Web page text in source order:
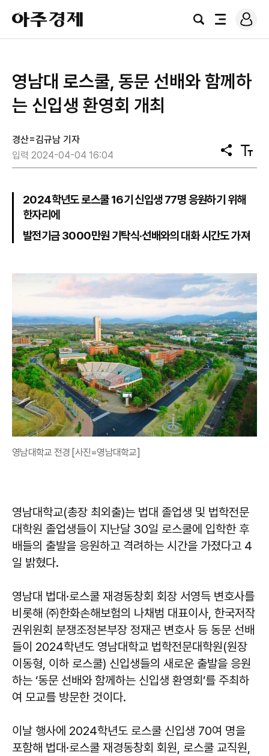
아
주
경
검
전
로
그
영남대 로스쿨, 동문 선배와 함께하
는 신입생 환영회 개최
경산=김규남 기자
입력 2024-04-04 16:04
공
유
텍
스
2024학년도 로스쿨 16기 신입생 77명 응원하기 위해
한자리에
발전기금 3000만원 기탁식·선배와의 대화 시간도 가져
영남대학교 전경 [사진=영남대학교]
영남대학교(총장 최외출)는 법대 졸업생 및 법학전문
대학원 졸업생들이 지난달 30일 로스쿨에 입학한 후
배들의 출발을 응원하고 격려하는 시간을 가졌다고 4
일 밝혔다.
영남대 법대·로스쿨 재경동창회 회장 서영득 변호사를
비롯해 ㈜한화손해보험의 나채범 대표이사, 한국저작
권위원회 분쟁조정본부장 정재곤 변호사 등 동문 선배
들이 2024학년도 영남대학교 법학전문대학원(원장
이동형, 이하 로스쿨) 신입생들의 새로운 출발을 응원
하는 ‘동문 선배와 함께하는 신입생 환영회’를 주최하
여 모교를 방문한 것이다.
이날 행사에 2024학년도 로스쿨 신입생 70여 명을
포함해 법대·로스쿨 재경동창회 회원, 로스쿨 교직원,